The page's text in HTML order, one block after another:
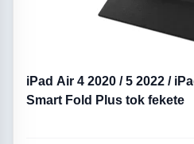
iPad Air 4 2020 / 5 2022 /
Smart Fold Plus tok fekete